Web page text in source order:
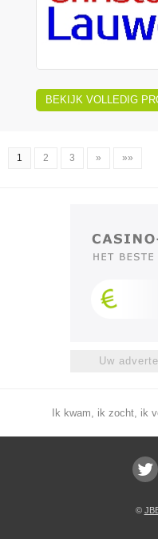
BEKIJK VOLLEDIG
1 2 3 » »»
Uw
Ik kwam, ik zocht, ik
©